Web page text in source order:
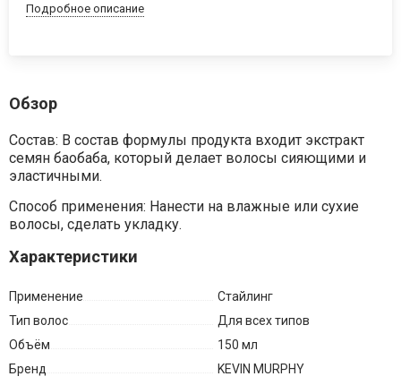
Подробное описание
Обзор
Состав: В состав формулы продукта входит экстракт
семян баобаба, который делает волосы сияющими и
эластичными.
Способ применения: Нанести на влажные или сухие
волосы, сделать укладку.
Характеристики
Применение
Стайлинг
Тип волос
Для всех типов
Объём
150 мл
Бренд
KEVIN MURPHY